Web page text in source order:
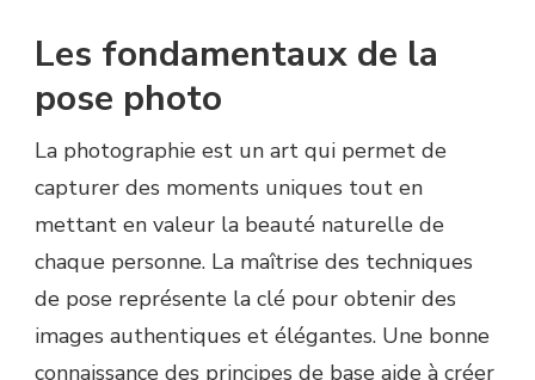
Les fondamentaux de la
pose photo
La photographie est un art qui permet de
capturer des moments uniques tout en
mettant en valeur la beauté naturelle de
chaque personne. La maîtrise des techniques
de pose représente la clé pour obtenir des
images authentiques et élégantes. Une bonne
connaissance des principes de base aide à créer